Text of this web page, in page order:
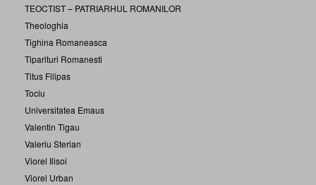
TEOCTIST – PATRIARHUL ROMANILOR
Theologhia
Tighina Romaneasca
Tiparituri Romanesti
Titus Filipas
Tociu
Universitatea Emaus
Valentin Tigau
Valeriu Sterian
Viorel Ilisoi
Viorel Urban